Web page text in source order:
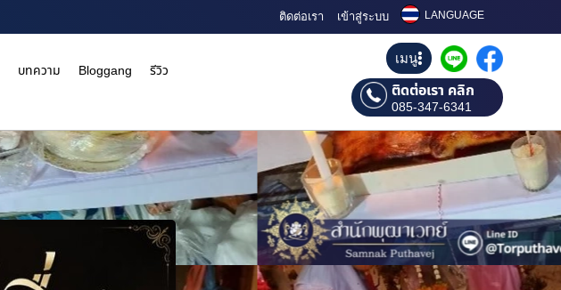
ติดต่อเรา เข้าสู่ระบบ LANGUAGE
บทความ Bloggang
รีวิว
เมนู
ติดต่อเรา คลิก
085-347-6341